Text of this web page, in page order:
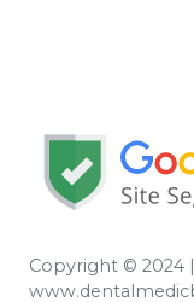
Copyright © 2024